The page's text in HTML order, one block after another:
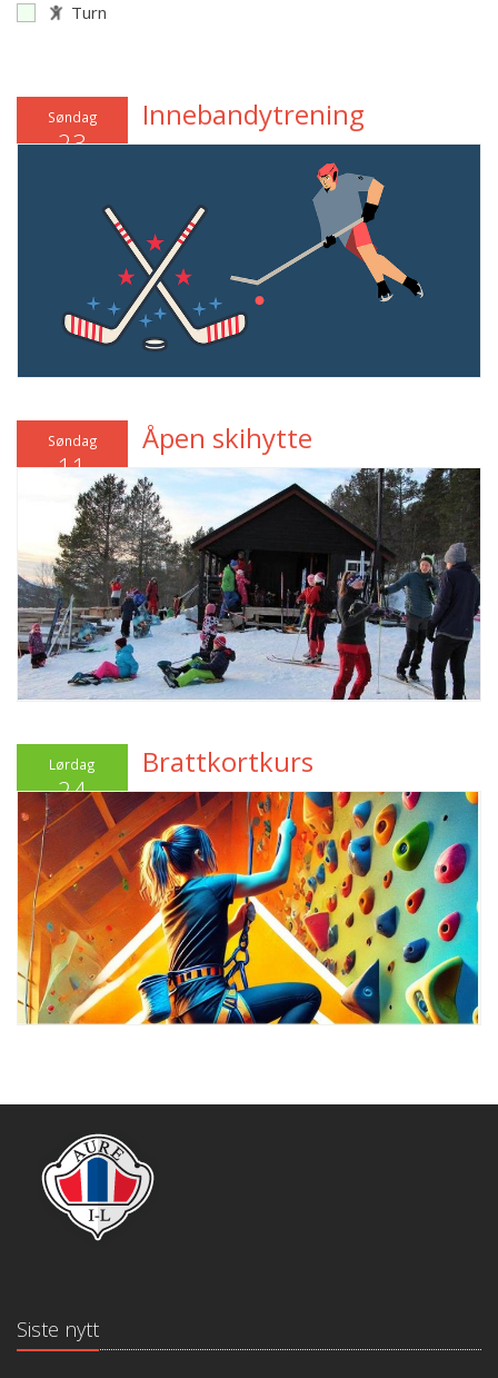
Turn
Søndag
23
Innebandytrening
Søndag
11
Januar 2026
Åpen skihytte
Lørdag
24
Januar 2026
Brattkortkurs
Siste nytt